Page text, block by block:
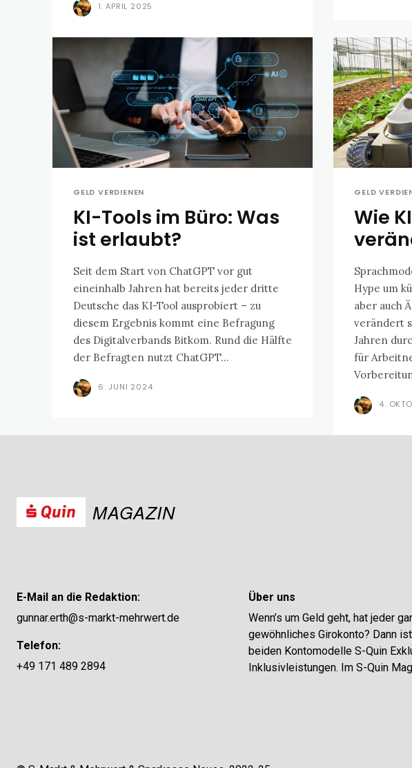
1. APRIL 2025
GELD VERDIENEN
KI-Tools im Büro: Was
ist erlaubt?
Seit dem Start von ChatGPT vor gut
eineinhalb Jahren hat bereits jeder dritte
Deutsche das KI-Tool ausprobiert – zu
diesem Ergebnis kommt eine Befragung
des Digitalverbands Bitkom. Rund die Hälfte
der Befragten nutzt ChatGPT...
6. JUNI 2024
GELD
Wie
Hype um
aber auch
verändert
Jahren
für
4.
MAGAZIN
E-Mail an die Redaktion:
gunnar.erth@s-markt-mehrwert.de
Telefon:
+49 171 489 2894
Über uns
Wenn’s um Geld geht, hat jeder
gewöhnliches Girokonto? Dann
beiden Kontomodelle S-Quin
Inklusivleistungen. Im S-Quin